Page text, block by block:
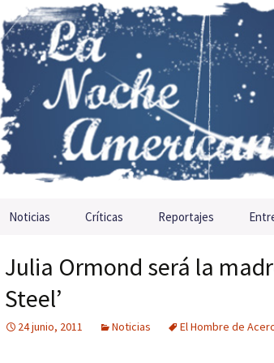
Saltar al contenido
Noticias Críticas Reportajes
Julia Ormond será la
Steel’
24 junio, 2011 Noticias El Hombre de